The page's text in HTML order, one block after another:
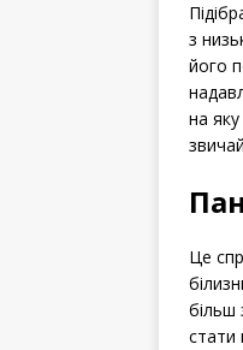
з
його
на
Це
більш
стати